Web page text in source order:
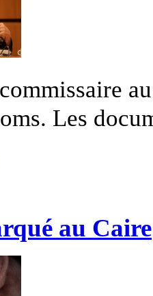
Les
au Caire